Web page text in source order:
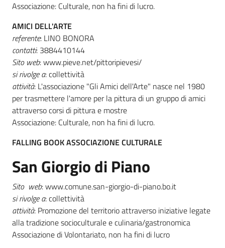
Associazione: Culturale, non ha fini di lucro.
AMICI DELL'ARTE
referente: LINO BONORA
contatti: 3884410144
Sito web: www.pieve.net/pittoripievesi/
si rivolge a: collettività
attività: L'associazione "Gli Amici dell'Arte" nasce nel 1980
per trasmettere l'amore per la pittura di un gruppo di amici
attraverso corsi di pittura e mostre
Associazione: Culturale, non ha fini di lucro.
FALLING BOOK ASSOCIAZIONE CULTURALE
San Giorgio di Piano
Sito web: www.comune.san-giorgio-di-piano.bo.it
si rivolge a: collettività
attività: Promozione del territorio attraverso iniziative legate
alla tradizione socioculturale e culinaria/gastronomica
Associazione di Volontariato, non ha fini di lucro